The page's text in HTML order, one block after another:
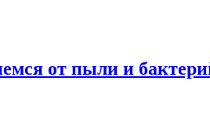
от пыли и